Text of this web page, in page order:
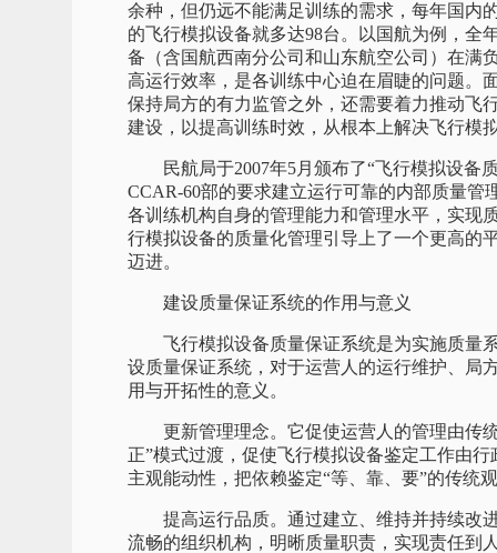
余种，但仍远不能满足训练的需求，每年国内
的飞行模拟设备就多达98台。以国航为例，全
备（含国航西南分公司和山东航空公司）在满
高运行效率，是各训练中心迫在眉睫的问题。
保持局方的有力监管之外，还需要着力推动飞
建设，以提高训练时效，从根本上解决飞行模
民航局于2007年5月颁布了“飞行模拟设备
CCAR-60部的要求建立运行可靠的内部质量
各训练机构自身的管理能力和管理水平，实现
行模拟设备的质量化管理引导上了一个更高的
迈进。
建设质量保证系统的作用与意义
飞行模拟设备质量保证系统是为实施质量系
设质量保证系统，对于运营人的运行维护、局
用与开拓性的意义。
更新管理理念。它促使运营人的管理由传
正”模式过渡，促使飞行模拟设备鉴定工作由
主观能动性，把依赖鉴定“等、靠、要”的传统
提高运行品质。通过建立、维持并持续改进
流畅的组织机构，明晰质量职责，实现责任到